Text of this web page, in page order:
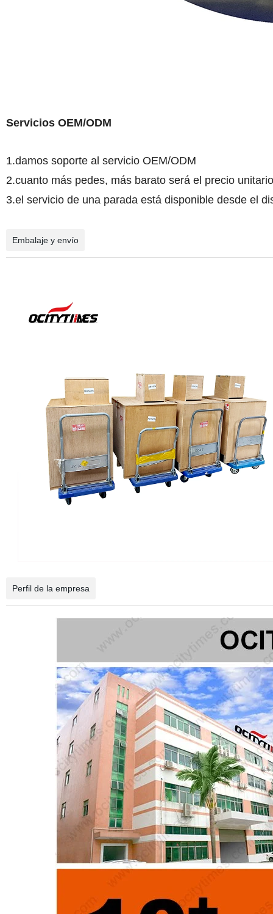
Servicios OEM/ODM
1.damos soporte al servicio OEM/ODM
2.cuanto más pedes, más barato será el precio
3.el servicio de una parada está disponible desde el
Embalaje y envío
Perfil de la empresa